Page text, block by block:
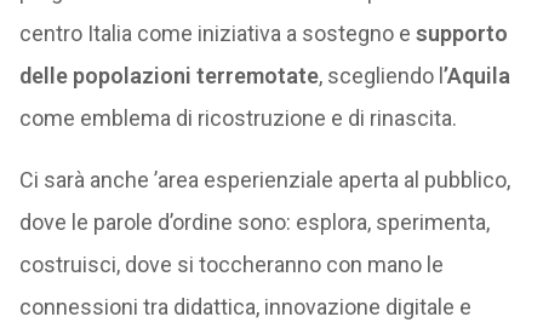
centro Italia come iniziativa a sostegno e supporto
delle popolazioni terremotate, scegliendo l ’Aquila
come emblema di ricostruzione e di rinascita.
Ci sarà anche ’area esperienziale aperta al pubblico,
dove le parole d’ordine sono: esplora, sperimenta,
costruisci, dove si toccheranno con mano le
connessioni tra didattica, innovazione digitale e